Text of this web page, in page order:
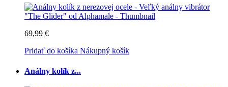
69,99 €
Pridať do košíka Nákupný košík
Análny kolík z...